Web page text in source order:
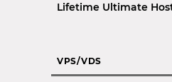
Lifetime Ultimate
VPS/VDS